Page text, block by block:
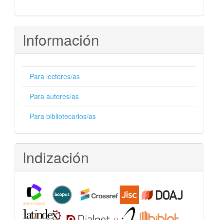
Información
Para lectores/as
Para autores/as
Para bibliotecarios/as
Indización